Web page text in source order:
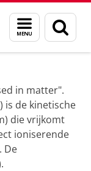
Menu
en
zoeken
Protection
in matter".
is de kinetische
die vrijkomt
ioniserende
. De